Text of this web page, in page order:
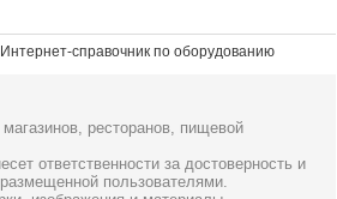
справочник по оборудованию
ресторанов, пищевой
ответственности за достоверность и
пользователями.